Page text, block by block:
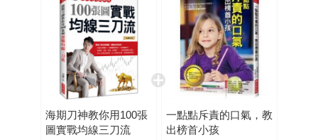
海期刀神教你用100張
圖實戰均線三刀流
一點點斥責的口氣，教
出榜首小孩